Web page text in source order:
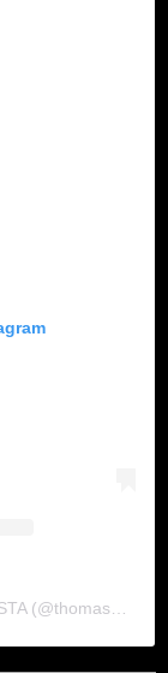
Une publication partage par HOMAS DA COSTA (@thomasdacostaoff)